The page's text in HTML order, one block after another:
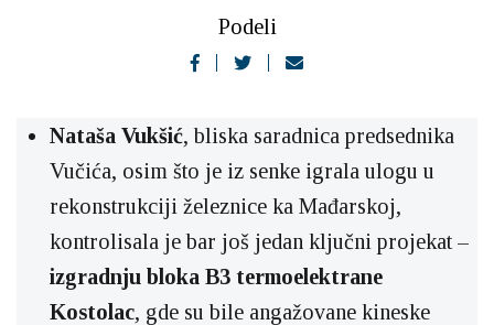
Podeli
Nataša Vukšić, bliska saradnica predsednika
Vučića, osim što je iz senke igrala ulogu u
rekonstrukciji železnice ka Mađarskoj,
kontrolisala je bar još jedan ključni projekat –
izgradnju bloka B3 termoelektrane
Kostolac, gde su bile angažovane kineske